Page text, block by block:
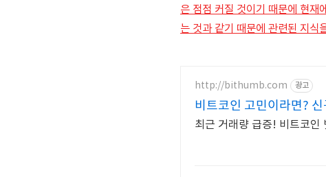
은 점점 커질 것이기 때문에 현재
는 것과 같기 때문에 관련된 지식
http://bithumb.com 광고
비트코인 고민이라면?
최근 거래량 급증! 비트코인